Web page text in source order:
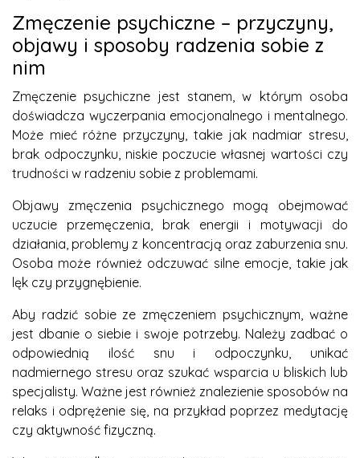
Zmęczenie psychiczne – przyczyny,
objawy i sposoby radzenia sobie z
nim
Zmęczenie psychiczne jest stanem, w którym osoba
doświadcza wyczerpania emocjonalnego i mentalnego.
Może mieć różne przyczyny, takie jak nadmiar stresu,
brak odpoczynku, niskie poczucie własnej wartości czy
trudności w radzeniu sobie z problemami.
Objawy zmęczenia psychicznego mogą obejmować
uczucie przemęczenia, brak energii i motywacji do
działania, problemy z koncentracją oraz zaburzenia snu.
Osoba może również odczuwać silne emocje, takie jak
lęk czy przygnębienie.
Aby radzić sobie ze zmęczeniem psychicznym, ważne
jest dbanie o siebie i swoje potrzeby. Należy zadbać o
odpowiednią ilość snu i odpoczynku, unikać
nadmiernego stresu oraz szukać wsparcia u bliskich lub
specjalisty. Ważne jest również znalezienie sposobów na
relaks i odprężenie się, na przykład poprzez medytację
czy aktywność fizyczną.